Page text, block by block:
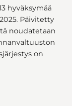
hyväksymää
Päivitetty
noudatetaan
on